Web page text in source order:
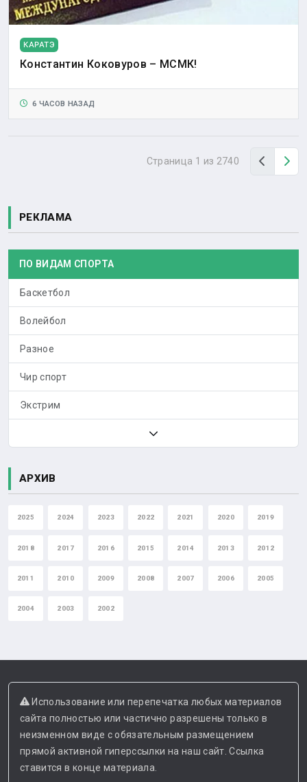
КАРАТЭ
Константин Коковуров – МСМК!
6 ЧАСОВ НАЗАД
Страница 1 из 2740 Назад
РЕКЛАМА
ПО ВИДАМ СПОРТА
Баскетбол
Волейбол
Разное
Чир спорт
Экстрим
АРХИВ
2025 2024 2023 2022 2021 2020 2019
2018 2017 2016 2015 2014 2013 2012
2011 2010 2009 2008 2007 2006 2005
2004 2003 2002
Использование или перепечатка любых материалов
сайта полностью или частично разрешены только в
неизменном виде с обязательным размещением
прямой активной гиперссылки на наш сайт. Ссылка
ставится в конце материала.